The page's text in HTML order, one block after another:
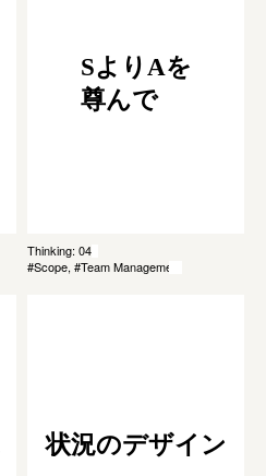
SよりAを
尊んで
Thinking: 047
#Scope, #Team Management
状況のデザイン